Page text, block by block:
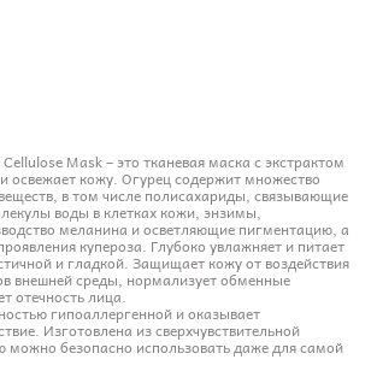
Mask – это тканевая маска с экстрактом
освежает кожу. Огурец содержит множество
в том числе полисахариды, связывающие
воды в клетках кожи, энзимы,
меланина и осветляющие пигментацию, а
купероза. Глубоко увлажняет и питает
и гладкой. Защищает кожу от воздействия
внешней среды, нормализует обменные
отечность лица.
гипоаллергенной и оказывает
Изготовлена из сверхчувствительной
можно безопасно использовать даже для самой